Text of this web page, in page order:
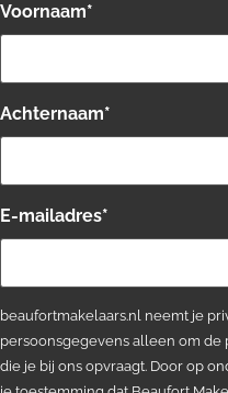
Voornaam*
Achternaam*
E-mailadres*
beaufortmakelaars.nl neemt je
persoonsgegevens alleen om
die je bij ons opvraagt. Door op